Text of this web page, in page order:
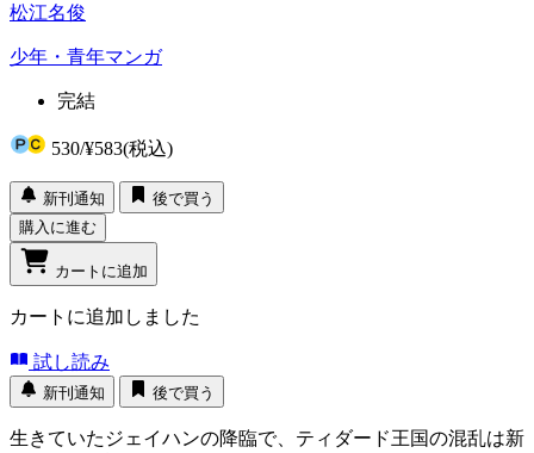
松江名俊
少年・青年マンガ
完結
530/¥583(税込)
新刊通知
後で買う
購入に進む
カートに追加
カートに追加しました
試し読み
新刊通知 後で買う
生きていたジェイハンの降臨で、ティダード王国の混乱は新